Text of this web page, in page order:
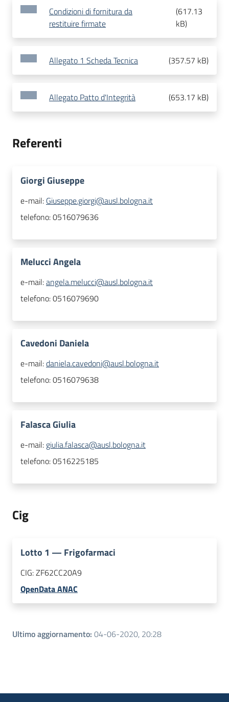
Condizioni di fornitura da
restituire firmate
(617.13
kB)
Allegato 1 Scheda Tecnica (357.57 kB)
Allegato Patto d'Integrità (653.17 kB)
Referenti
Giorgi Giuseppe
e-mail: Giuseppe.giorgi@ausl.bologna.it
telefono:0516079636
Melucci Angela
e-mail:angela.melucci@ausl.bologna.it
telefono:0516079690
Cavedoni Daniela
e-mail:daniela.cavedoni@ausl.bologna.it
telefono:0516079638
Falasca Giulia
e-mail: giulia.falasca@ausl.bologna.it
telefono:0516225185
Cig
Lotto 1 — Frigofarmaci
CIG:ZF62CC20A9
OpenData ANAC
Ultimo aggiornamento: 04-06-2020, 20:28